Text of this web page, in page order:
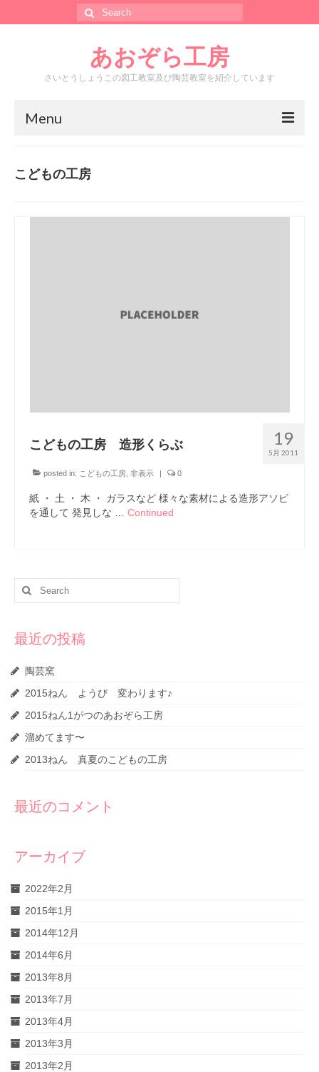
Search
for:
あおぞら工房
さいとうしょうこの図工教室及び陶芸教室を紹介しています
Menu
カレンダー
こどもの工房
19
5月 2011
こどもの工房 造形くらぶ
posted in: こどもの工房 非表示 | 0
紙 ・ 土 ・ 木 ・ ガラスなど 様々な素材による造形アソビ
を通して 発見しな … Continued
Search
for:
最近の投稿
陶芸窯
2015ねん ようび 変わります♪
2015ねん1がつのあおぞら工房
溜めてます〜
2013ねん 真夏のこどもの工房
最近のコメント
アーカイブ
2022年2月
2015年1月
2014年12月
2014年6月
2013年8月
2013年7月
2013年4月
2013年3月
2013年2月